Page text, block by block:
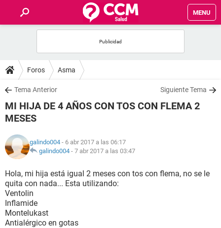
MENU
FOROS
SALUD
FAMILIA
NUTRICIÓN
SEXUALIDAD
GLOSARIO
Foros Asma
Tema Anterior Siguiente Tema
MI HIJA DE 4 AÑOS CON TOS CON FLEMA 2
MESES
galindo004 - 6 abr 2017 a las 06:17
galindo004 - 7 abr 2017 a las 03:47
Hola, mi hija está igual 2 meses con tos con flema, no se le
quita con nada... Esta utilizando:
Ventolin
Inflamide
Montelukast
Antialérgico en gotas